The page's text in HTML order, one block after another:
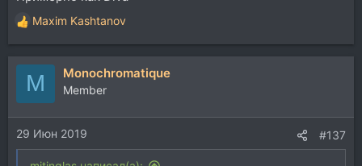
Р
е
а
и
и
:
Maxim Kashtanov
M Monochromatique
Member
29 Июн 2019 #137